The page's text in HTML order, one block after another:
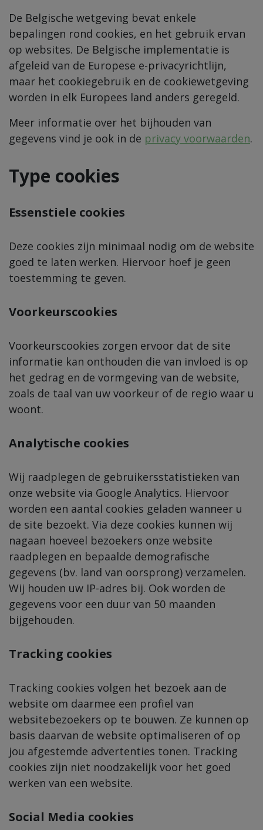
De Belgische wetgeving bevat enkele
bepalingen rond cookies, en het gebruik ervan
op websites. De Belgische implementatie is
afgeleid van de Europese e-privacyrichtlijn,
maar het cookiegebruik en de cookiewetgeving
worden in elk Europees land anders geregeld.
Meer informatie over het bijhouden van
gegevens vind je ook in de privacy voorwaarden.
Type cookies
Essenstiele cookies
Deze cookies zijn minimaal nodig om de website
goed te laten werken. Hiervoor hoef je geen
toestemming te geven.
Voorkeurscookies
Voorkeurscookies zorgen ervoor dat de site
informatie kan onthouden die van invloed is op
het gedrag en de vormgeving van de website,
zoals de taal van uw voorkeur of de regio waar u
woont.
Analytische cookies
Wij raadplegen de gebruikersstatistieken van
onze website via Google Analytics. Hiervoor
worden een aantal cookies geladen wanneer u
de site bezoekt. Via deze cookies kunnen wij
nagaan hoeveel bezoekers onze website
raadplegen en bepaalde demografische
gegevens (bv. land van oorsprong) verzamelen.
Wij houden uw IP-adres bij. Ook worden de
gegevens voor een duur van 50 maanden
bijgehouden.
Tracking cookies
Tracking cookies volgen het bezoek aan de
website om daarmee een profiel van
websitebezoekers op te bouwen. Ze kunnen op
basis daarvan de website optimaliseren of op
jou afgestemde advertenties tonen. Tracking
cookies zijn niet noodzakelijk voor het goed
werken van een website.
Social Media cookies